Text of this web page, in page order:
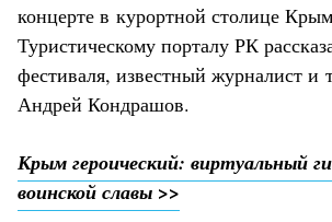
концерте в курортной столице
Туристическому порталу РК
фестиваля, известный журналист и
Андрей Кондрашов.
Крым героический: виртуальный
воинской славы >>